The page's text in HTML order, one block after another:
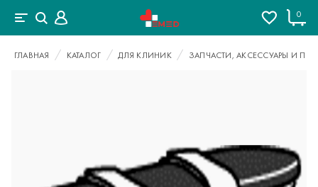
0
ГЛАВНАЯ КАТАЛОГ ДЛЯ КЛИНИК ЗАПЧАСТИ, АКСЕССУАРЫ И